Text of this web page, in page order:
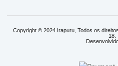
Copyright © 2024 Irapuru, Todos os
18.